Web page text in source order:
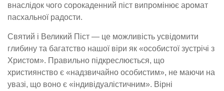
внаслідок чого сорокаденний піст випромінює аромат
пасхальної радости.
Святий і Великий Піст — це можливість усвідомити
глибину та багатство нашої віри як «особистої зустрічі з
Христом». Правильно підкреслюється, що
християнство є «надзвичайно особистим», не маючи на
увазі, що воно є «індивідуалістичним». Вірні